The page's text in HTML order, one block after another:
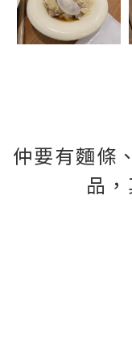
仲要有麵條
品